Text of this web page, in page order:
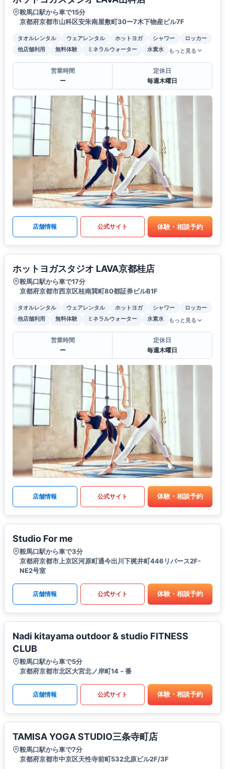
鞍馬口駅から車で15分
京都府京都市山科区安朱南屋敷町30ー7木下物産ビル7F
タオルレンタル ウェアレンタル ホットヨガ シャワー
ロッカー
他店舗利用
無料体験 ミネラルウォーター 水素水 もっと見る
営業時間
ー
定休日
毎週木曜日
店舗情報 公式サイト 体験・相談予約
ホットヨガスタジオ LAVA京都桂店
鞍馬口駅から車で17分
京都府京都市西京区桂南巽町80都証券ビルB1F
タオルレンタル ウェアレンタル ホットヨガ シャワー
ロッカー
他店舗利用
無料体験 ミネラルウォーター 水素水 もっと見る
営業時間
ー
定休日
毎週木曜日
店舗情報 公式サイト 体験・相談予約
Studio For me
鞍馬口駅から車で3分
京都府京都市上京区河原町通今出川下梶井町446リバース2F-
NE2号室
店舗情報 公式サイト 体験・相談予約
Nadi kitayama outdoor & studio FITNESS
CLUB
鞍馬口駅から車で5分
京都府京都市北区大宮北ノ岸町14－番
店舗情報 公式サイト 体験・相談予約
TAMISA YOGA STUDIO三条寺町店
鞍馬口駅から車で7分
京都府京都市中京区天性寺前町532北原ビル2F/3F